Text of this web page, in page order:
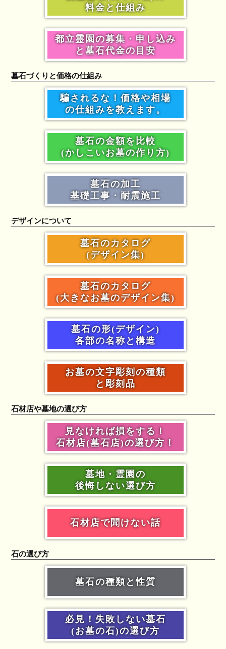
料金と仕組み
都立霊園の募集・申し込み
と墓石代金の目安
墓石づくりと価格の仕組み
騙されるな！価格や相場
の仕組みを教えます。
墓石の金額を比較
(かしこいお墓の作り方)
墓石の加工
基礎工事・耐震施工
デザインについて
墓石のカタログ
(デザイン集)
墓石のカタログ
(大きなお墓のデザイン集)
墓石の形(デザイン)
各部の名称と構造
お墓の文字彫刻の種類
と彫刻品
石材店や墓地の選び方
見なければ損をする！
石材店(墓石店)の選び方！
墓地・霊園の
後悔しない選び方
石材店で聞けない話
石の選び方
墓石の種類と性質
必見！失敗しない墓石
(お墓の石)の選び方